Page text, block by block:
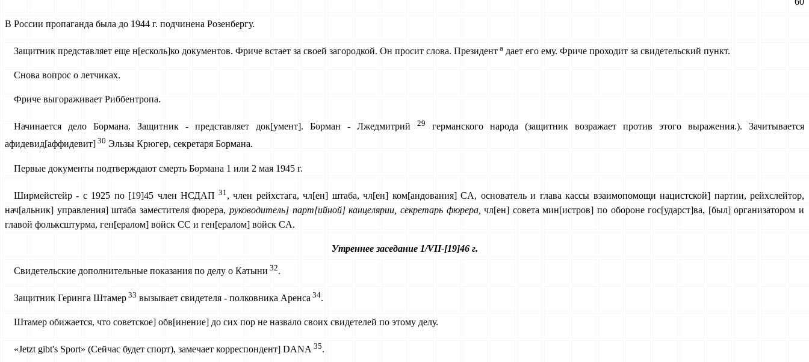
В России пропаганда была до 1944 г. подчинена Розенбергу.
Защитник представляет еще н[есколь]ко документов. Фриче встает за своей загородкой. Он просит слова. Президент а дает его ему. Фриче проходит за свидетельский пункт.
Снова вопрос о летчиках.
Фриче выгораживает Риббентропа.
Начинается дело Бормана. Защитник - представляет док[умент]. Борман - Лжедмитрий 29
германского народа (защитник возражает против этого выражения.). Зачитывается
афидевид[аффидевит] 30 Эльзы Крюгер, секретаря Бормана.
Первые документы подтверждают смерть Бормана 1 или 2 мая 1945 г.
Ширмейстейр - с 1925 по [19]45 член НСДАП 31 , член рейхстага, чл[ен] штаба, чл[ен] ком[андования] CA, основатель и глава кассы взаимопомощи нацистской] партии, рейхслейтор,
нач[альник] управления] штаба заместителя фюрера,руководитель] парт[ийной] канцелярии, секретарь фюрера, чл[ен] совета мин[истров] по обороне гос[ударст]ва, [был] организатором и
главой фольксштурма, ген[ералом] войск СС и ген[ералом] войск CA.
Утреннее заседание 1/VII-[19]46 г.
Свидетельские дополнительные показания по делу о Катыни 32.
Защитник Геринга Штамер 33 вызывает свидетеля - полковника Аренса 34.
Штамер обижается, что советское] обв[инение] до сих пор не назвало своих свидетелей по этому делу.
«Jetzt gibt's Sport» (Сейчас будет спорт), замечает корреспондент] DANA 35.